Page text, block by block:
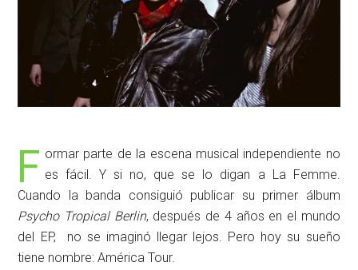
F ormar parte de la escena musical independiente no
es fácil. Y si no, que se lo digan a La Femme.
Cuando la banda consiguió publicar su primer álbum
Psycho Tropical Berlin, después de 4 años en el mundo
del EP, no se imaginó llegar lejos. Pero hoy su sueño
tiene nombre: América Tour.